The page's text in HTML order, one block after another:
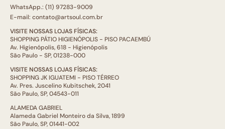
WhatsApp.: (11) 97283-9009
E-mail: contato@artsoul.com.br
VISITE NOSSAS LOJAS FÍSICAS:
SHOPPING PÁTIO HIGIENÓPOLIS - PISO PACAEMBÚ
Av. Higienópolis, 618 - Higienópolis
São Paulo - SP, 01238-000
VISITE NOSSAS LOJAS FÍSICAS:
SHOPPING JK IGUATEMI - PISO TÉRREO
Av. Pres. Juscelino Kubitschek, 2041
São Paulo, SP, 04543-011
ALAMEDA GABRIEL
Alameda Gabriel Monteiro da Silva, 1899
São Paulo, SP, 01441-002